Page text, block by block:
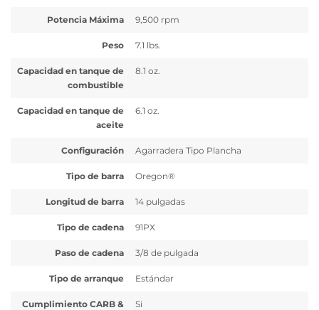
Potencia Máxima 9,500 rpm
Peso 7.1 lbs.
Capacidad en tanque de
combustible
8.1 oz.
Capacidad en tanque de
aceite
6.1 oz.
Configuración Agarradera Tipo Plancha
Tipo de barra Oregon®
Longitud de barra 14 pulgadas
Tipo de cadena 91PX
Paso de cadena 3/8 de pulgada
Tipo de arranque Estándar
Cumplimiento CARB &
Si